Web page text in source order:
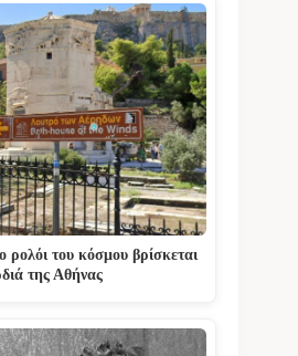
ρολόι του κόσμου βρίσκεται
της Αθήνας